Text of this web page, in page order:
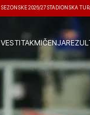
SEZONSKE 2026/27 STADIONSKA
VESTITAKMIČENJA